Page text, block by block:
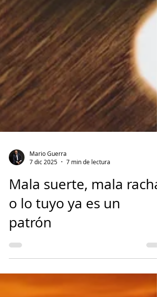
7 dic 2025
7 min de lectura
Mala suerte, mala racha
o lo tuyo ya es un
patrón